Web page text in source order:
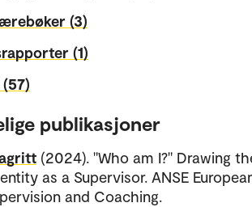
(3)
(1)
publikasjoner
(2024). "Who am I?" Drawing
as a Supervisor. ANSE
and Coaching.